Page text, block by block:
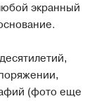
экранный
(фото еще